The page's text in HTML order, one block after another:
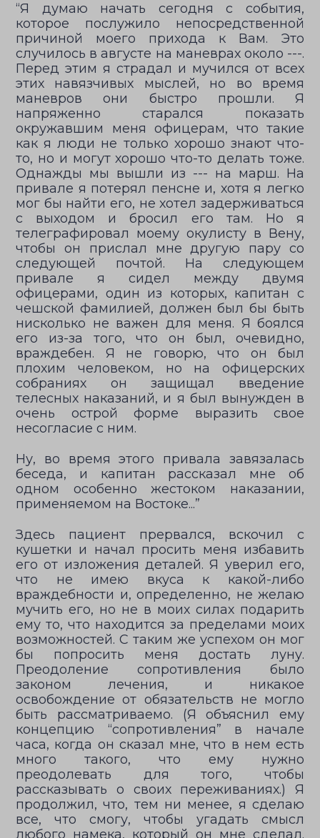
“Я думаю начать сегодня с события,
которое послужило непосредственной
причиной моего прихода к Вам. Это
случилось в августе на маневрах около ---.
Перед этим я страдал и мучился от всех
этих навязчивых мыслей, но во время
маневров они быстро прошли. Я
напряженно старался показать
окружавшим меня офицерам, что такие
как я люди не только хорошо знают что-
то, но и могут хорошо что-то делать тоже.
Однажды мы вышли из --- на марш. На
привале я потерял пенсне и, хотя я легко
мог бы найти его, не хотел задерживаться
с выходом и бросил его там. Но я
телеграфировал моему окулисту в Вену,
чтобы он прислал мне другую пару со
следующей почтой. На следующем
привале я сидел между двумя
офицерами, один из которых, капитан с
чешской фамилией, должен был бы быть
нисколько не важен для меня. Я боялся
его из-за того, что он был, очевидно,
враждебен. Я не говорю, что он был
плохим человеком, но на офицерских
собраниях он защищал введение
телесных наказаний, и я был вынужден в
очень острой форме выразить свое
несогласие с ним.
Ну, во время этого привала завязалась
беседа, и капитан рассказал мне об
одном особенно жестоком наказании,
применяемом на Востоке...”
Здесь пациент прервался, вскочил с
кушетки и начал просить меня избавить
его от изложения деталей. Я уверил его,
что не имею вкуса к какой-либо
враждебности и, определенно, не желаю
мучить его, но не в моих силах подарить
ему то, что находится за пределами моих
возможностей. С таким же успехом он мог
бы попросить меня достать луну.
Преодоление сопротивления было
законом лечения, и никакое
освобождение от обязательств не могло
быть рассматриваемо. (Я объяснил ему
концепцию “сопротивления” в начале
часа, когда он сказал мне, что в нем есть
много такого, что ему нужно
преодолевать для того, чтобы
рассказывать о своих переживаниях.) Я
продолжил, что, тем ни менее, я сделаю
все, что смогу, чтобы угадать смысл
любого намека, который он мне сделал.